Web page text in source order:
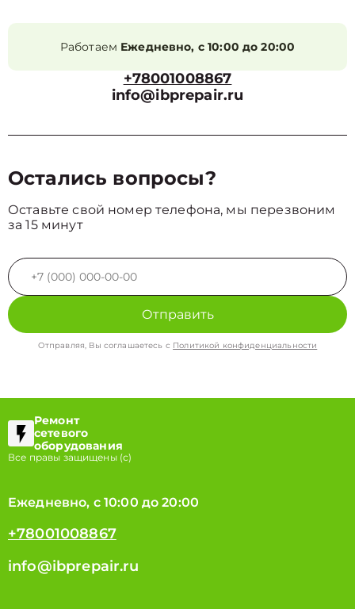
Работаем Ежедневно, с 10:00 до 20:00
+78001008867
info@ibprepair.ru
Остались вопросы?
Оставьте свой номер телефона, мы перезвоним
за 15 минут
Отправить
Отправляя, Вы соглашаетесь с Политикой конфиденциальности
Ремонт
сетевого
оборудования
Все правы защищены (с)
Ежедневно, с 10:00 до 20:00
+78001008867
info@ibprepair.ru